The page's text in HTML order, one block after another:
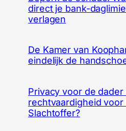
direct je bank-
verlagen
De Kamer van
eindelijk de
Privacy voor de
rechtvaardigheid voor
Slachtoffer?